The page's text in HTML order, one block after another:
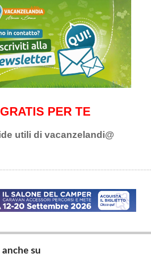
GRATIS PER TE
utili di vacanzelandi@
su